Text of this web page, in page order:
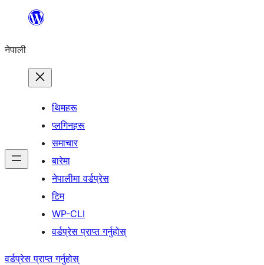
सामग्रीमा
नेपाली
थिमहरू
प्लगिनहरू
समाचार
बारेमा
नेपालीमा वर्डप्रेस
टिम
WP-CLI
वर्डप्रेस प्राप्त गर्नुहोस्
वर्डप्रेस प्राप्त गर्नुहोस्